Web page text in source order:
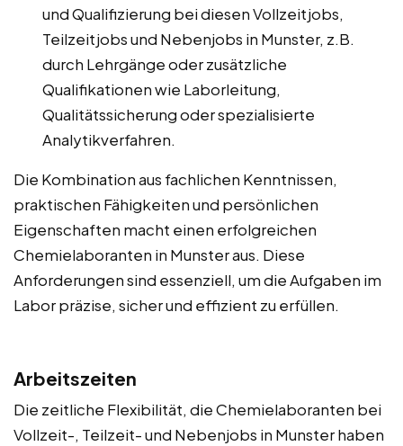
und Qualifizierung bei diesen Vollzeitjobs,
Teilzeitjobs und Nebenjobs in Munster, z.B.
durch Lehrgänge oder zusätzliche
Qualifikationen wie Laborleitung,
Qualitätssicherung oder spezialisierte
Analytikverfahren.
Die Kombination aus fachlichen Kenntnissen,
praktischen Fähigkeiten und persönlichen
Eigenschaften macht einen erfolgreichen
Chemielaboranten in Munster aus. Diese
Anforderungen sind essenziell, um die Aufgaben im
Labor präzise, sicher und effizient zu erfüllen.
Arbeitszeiten
Die zeitliche Flexibilität, die Chemielaboranten bei
Vollzeit-, Teilzeit- und Nebenjobs in Munster haben